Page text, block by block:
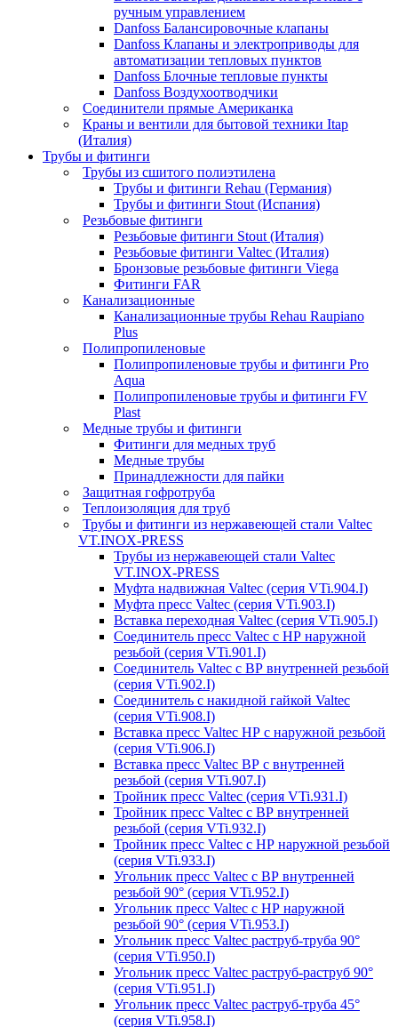
ручным управлением
Danfoss Балансировочные клапаны
Danfoss Клапаны и электроприводы для
автоматизации тепловых пунктов
Danfoss Блочные тепловые пункты
Danfoss Воздухоотводчики
Соединители прямые Американка
Краны и вентили для бытовой техники Itap
(Италия)
Трубы и фитинги
Трубы из сшитого полиэтилена
Трубы и фитинги Rehau (Германия)
Трубы и фитинги Stout (Испания)
Резьбовые фитинги
Резьбовые фитинги Stout (Италия)
Резьбовые фитинги Valtec (Италия)
Бронзовые резьбовые фитинги Viega
Фитинги FAR
Канализационные
Канализационные трубы Rehau Raupiano
Plus
Полипропиленовые
Полипропиленовые трубы и фитинги Pro
Aqua
Полипропиленовые трубы и фитинги FV
Plast
Медные трубы и фитинги
Фитинги для медных труб
Медные трубы
Принадлежности для пайки
Защитная гофротруба
Теплоизоляция для труб
Трубы и фитинги из нержавеющей стали Valtec
VT.INOX-PRESS
Трубы из нержавеющей стали Valtec
VT.INOX-PRESS
Муфта надвижная Valtec (серия VTi.904.I)
Муфта пресс Valtec (серия VTi.903.I)
Вставка переходная Valtec (серия VTi.905.I)
Соединитель пресс Valtec с НР наружной
резьбой (серия VTi.901.I)
Соединитель Valtec с ВР внутренней резьбой
(серия VTi.902.I)
Соединитель с накидной гайкой Valtec
(серия VTi.908.I)
Вставка пресс Valtec НР с наружной резьбой
(серия VTi.906.I)
Вставка пресс Valtec ВР с внутренней
резьбой (серия VTi.907.I)
Тройник пресс Valtec (серия VTi.931.I)
Тройник пресс Valtec с ВР внутренней
резьбой (серия VTi.932.I)
Тройник пресс Valtec с НР наружной резьбой
(серия VTi.933.I)
Угольник пресс Valtec с ВР внутренней
резьбой 90° (серия VTi.952.I)
Угольник пресс Valtec с НР наружной
резьбой 90° (серия VTi.953.I)
Угольник пресс Valtec раструб-труба 90°
(серия VTi.950.I)
Угольник пресс Valtec раструб-раструб 90°
(серия VTi.951.I)
Угольник пресс Valtec раструб-труба 45°
(серия VTi.958.I)